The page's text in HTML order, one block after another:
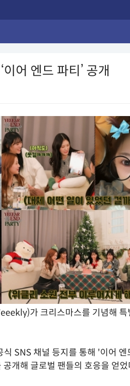
어 엔드 파티’ 공개
가 크리스마스를 기념해 특
SNS 채널 등지를 통해 '이어 엔
개해 글로벌 팬들의 호응을 얻었